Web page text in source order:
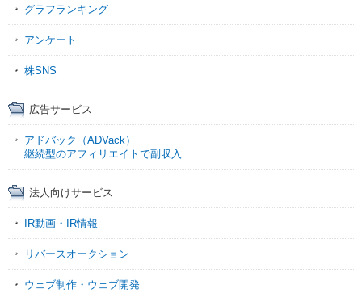
グラフランキング
アンケート
株SNS
広告サービス
アドバック（ADVack）
継続型のアフィリエイトで副収入
法人向けサービス
IR動画・IR情報
リバースオークション
ウェブ制作・ウェブ開発